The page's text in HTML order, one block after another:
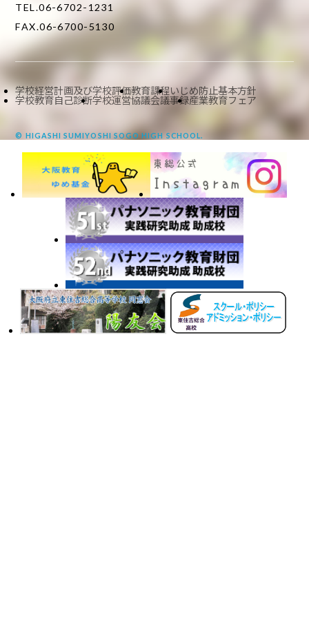
TEL.06-6702-1231
FAX.06-6700-5130
学校経営計画及び学校評価教育課程いじめ防止基本方針
学校教育自己診断学校運営協議会議事録産業教育フェア
© HIGASHI SUMIYOSHI SOGO HIGH SCHOOL.